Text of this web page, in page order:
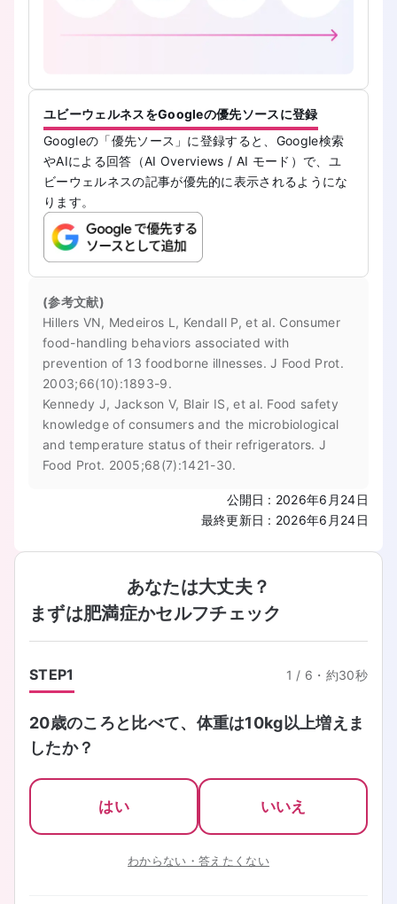
ユビーウェルネスをGoogleの優先ソースに登録
Googleの「優先ソース」に登録すると、Google検索
やAIによる回答（AI Overviews / AI モード）で、ユ
ビーウェルネスの記事が優先的に表示されるようにな
ります。
(参考文献)
Hillers VN, Medeiros L, Kendall P, et al. Consumer
food-handling behaviors associated with
prevention of 13 foodborne illnesses. J Food Prot.
2003;66(10):1893-9.
Kennedy J, Jackson V, Blair IS, et al. Food safety
knowledge of consumers and the microbiological
and temperature status of their refrigerators. J
Food Prot. 2005;68(7):1421-30.
公開日 : 2026年6月24日
最終更新日 : 2026年6月24日
あなたは大丈夫？
まずは肥満症かセルフチェック
STEP1 1 / 6 ・ 約30秒
20歳のころと比べて、体重は10kg以上増えま
したか？
はい いいえ
わからない・答えたくない